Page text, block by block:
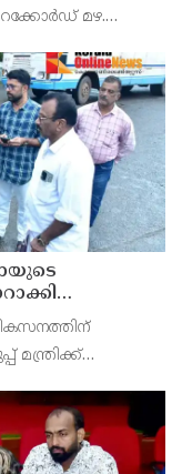
മഴ.
എൽ എ
മന്ത്രിക്ക്
സ്ഥലമുണ്ട്